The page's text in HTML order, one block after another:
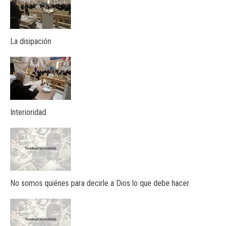
La disipación
Interioridad
No somos quiénes para decirle a Dios lo que debe hacer